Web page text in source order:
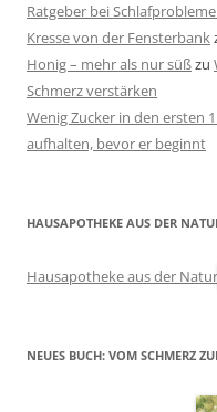
Ratgeber bei
Kresse von der Fensterbank
Honig – mehr als nur süßzu
Schmerz verstärken
Wenig Zucker in den ersten
aufhalten, bevor er beginnt
HAUSAPOTHEKE AUS DER
Hausapotheke aus der Natur
NEUES BUCH: VOM SCHMERZ